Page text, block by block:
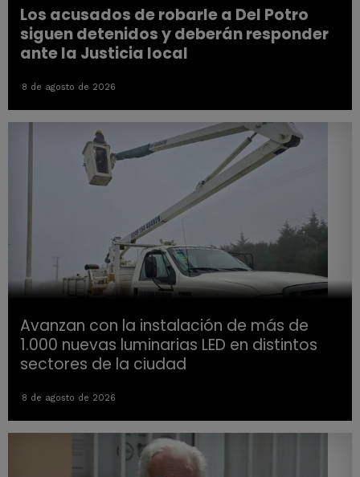
Los acusados de robarle a Del Potro
siguen detenidos y deberán responder
ante la Justicia local
8 de agosto de 2026
Avanzan con la instalación de más de
1.000 nuevas luminarias LED en distintos
sectores de la ciudad
8 de agosto de 2026